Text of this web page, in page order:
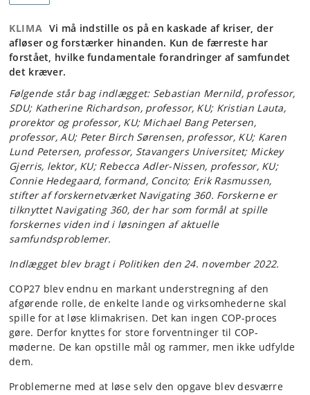
KLIMA Vi må indstille os på en kaskade af kriser, der
afløser og forstærker hinanden. Kun de færreste har
forstået, hvilke fundamentale forandringer af samfundet
det kræver.
Følgende står bag indlægget: Sebastian Mernild, professor,
SDU; Katherine Richardson, professor, KU; Kristian Lauta,
prorektor og professor, KU; Michael Bang Petersen,
professor, AU; Peter Birch Sørensen, professor, KU; Karen
Lund Petersen, professor, Stavangers Universitet; Mickey
Gjerris, lektor, KU; Rebecca Adler-Nissen, professor, KU;
Connie Hedegaard, formand, Concito; Erik Rasmussen,
stifter af forskernetværket Navigating 360. Forskerne er
tilknyttet Navigating 360, der har som formål at spille
forskernes viden ind i løsningen af aktuelle
samfundsproblemer.
Indlægget blev bragt i Politiken den 24. november 2022.
COP27 blev endnu en markant understregning af den
afgørende rolle, de enkelte lande og virksomhederne skal
spille for at løse klimakrisen. Det kan ingen COP-proces
gøre. Derfor knyttes for store forventninger til COP-
møderne. De kan opstille mål og rammer, men ikke udfylde
dem.
Problemerne med at løse selv den opgave blev desværre